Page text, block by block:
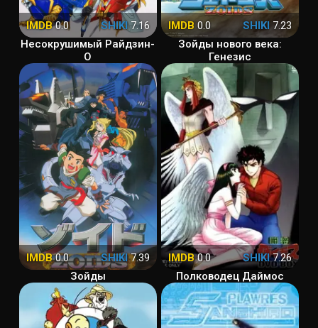
IMDB0.0 SHIKI7.16
Несокрушимый Райдзин-
О
IMDB 0.0 SHIKI7.23
Зойды нового века:
Генезис
IMDB0.0 SHIKI7.39
Зойды
IMDB0.0 SHIKI7.26
Полководец Даймос